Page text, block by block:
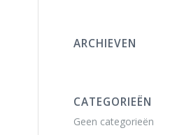
ARCHIEVEN
CATEGORIEËN
Geen categorieën